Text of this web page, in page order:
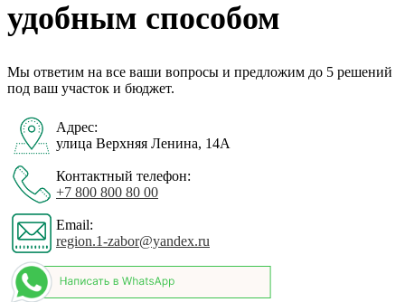
удобным способом
Мы ответим на все ваши вопросы и предложим до 5 решений
под ваш участок и бюджет.
Адрес:
улица Верхняя Ленина, 14А
Контактный телефон:
+7 800 800 80 00
Email:
region.1-zabor@yandex.ru